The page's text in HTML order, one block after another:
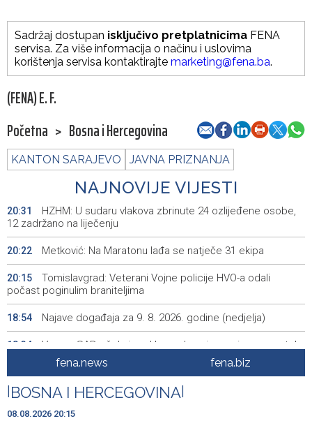
Sadržaj dostupan isključivo pretplatnicima FENA
servisa. Za više informacija o načinu i uslovima
korištenja servisa kontaktirajte marketing@fena.ba.
(FENA) E. F.
Početna > Bosna i Hercegovina
KANTON SARAJEVO JAVNA PRIZNANJA
NAJNOVIJE VIJESTI
20:31
HZHM: U sudaru vlakova zbrinute 24 ozlijeđene osobe,
12 zadržano na liječenju
20:22 Metković: Na Maratonu lađa se natječe 31 ekipa
20:15
Tomislavgrad: Veterani Vojne policije HVO-a odali
počast poginulim braniteljima
18:54 Najave događaja za 9. 8. 2026. godine (nedjelja)
18:34
Vance: SAD očekuje od Irana da osigura siguran protok
nafte kroz Hormuški moreuz
18:21
Iranski šef sigurnosti: Hormuški moreuz će ostati
zatvoren dok SAD ne ispuni zahtjeve Teherana
fena.news fena.biz
BOSNA I HERCEGOVINA
08.08.2026 20:15